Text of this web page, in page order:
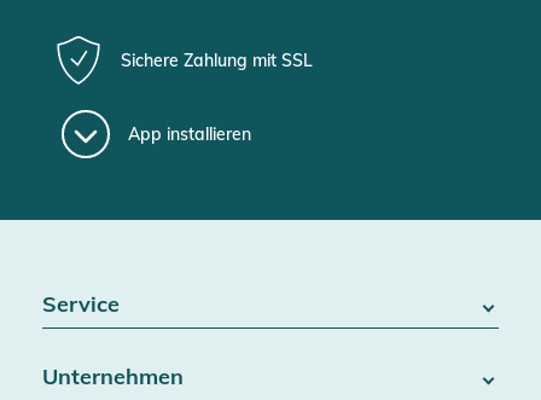
Sichere Zahlung mit SSL
App installieren
Service
Batteriegesetz
Unternehmen